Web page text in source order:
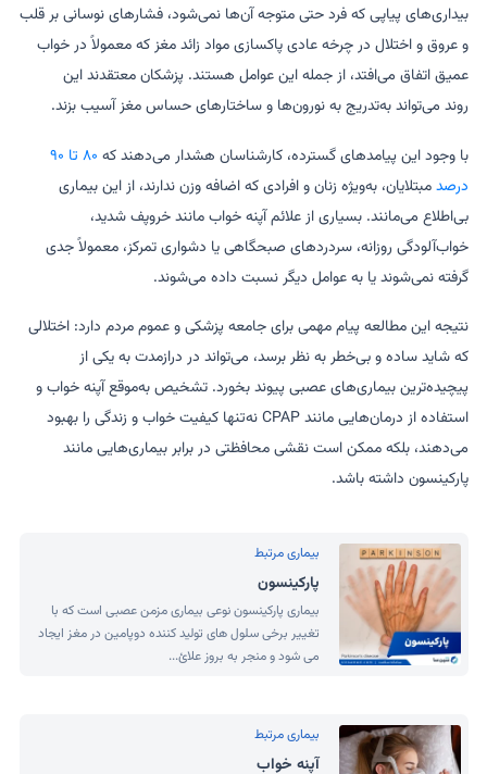
بیداری‌های پیاپی که فرد حتی متوجه آن‌ها نمی‌شود، فشارهای نوسانی بر قلب
و عروق و اختلال در چرخه عادی پاکسازی مواد زائد مغز که معمولاً در خواب
عمیق اتفاق می‌افتد، از جمله این عوامل هستند. پزشکان معتقدند این
روند می‌تواند به‌تدریج به نورون‌ها و ساختارهای حساس مغز آسیب بزند.
با وجود این پیامدهای گسترده، کارشناسان هشدار می‌دهند که
۸۰ تا ۹۰
درصدمبتلایان، به‌ویژه زنان و افرادی که اضافه وزن ندارند، از این بیماری
بی‌اطلاع می‌مانند. بسیاری از علائم آپنه خواب مانند خروپف شدید،
خواب‌آلودگی روزانه، سردردهای صبحگاهی یا دشواری تمرکز، معمولاً جدی
گرفته نمی‌شوند یا به عوامل دیگر نسبت داده می‌شوند.
نتیجه این مطالعه پیام مهمی برای جامعه پزشکی و عموم مردم دارد: اختلالی
که شاید ساده و بی‌خطر به نظر برسد، می‌تواند در درازمدت به یکی از
پیچیده‌ترین بیماری‌های عصبی پیوند بخورد. تشخیص به‌موقع آپنه خواب و
استفاده از درمان‌هایی مانند CPAP نه‌تنها کیفیت خواب و زندگی را بهبود
می‌دهند، بلکه ممکن است نقشی محافظتی در برابر بیماری‌هایی مانند
پارکینسون داشته باشد.
بیماری مرتبط
پارکینسون
بیماری پارکینسون نوعی بیماری مزمن عصبی است که با
تغییر برخی سلول های تولید کننده دوپامین در مغز ایجاد
می شود و منجر به بروز علائ...
بیماری مرتبط
آپنه خواب